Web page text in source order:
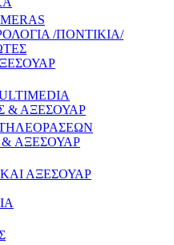
/ΠΟΝΤΙΚΙΑ/
& ΑΞΕΣΟΥΑΡ
& ΑΞΕΣΟΥΑΡ
ΑΞΕΣΟΥΑΡ